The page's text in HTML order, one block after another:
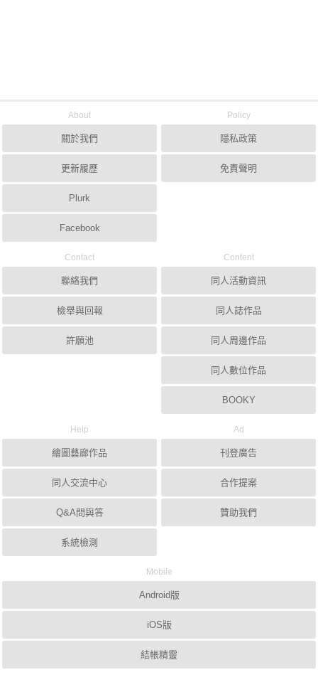
About
關於我們
更新履歷
Plurk
Facebook
Policy
隱私政策
免責聲明
Contact
聯絡我們
檢舉與回報
許願池
Content
同人活動資訊
同人誌作品
同人周邊作品
同人數位作品
BOOKY
Help
繪圖藝廊作品
同人交流中心
Q&A問與答
系統檢測
Ad
刊登廣告
合作提案
贊助我們
Mobile
Android版
iOS版
結帳精靈